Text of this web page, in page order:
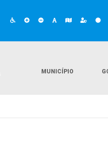
MUNICÍPIO